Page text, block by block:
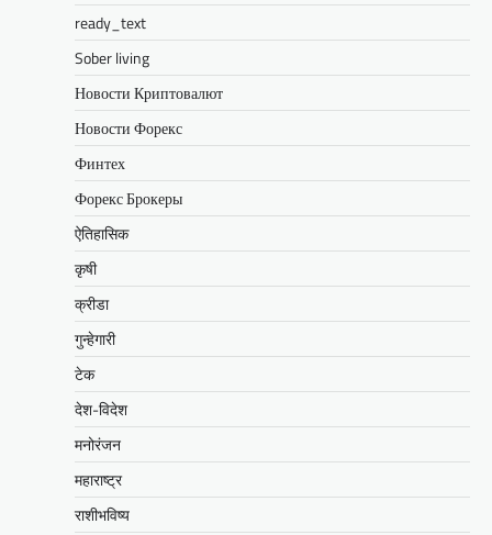
ready_text
Sober living
Новости Криптовалют
Новости Форекс
Финтех
Форекс Брокеры
ऐतिहासिक
कृषी
क्रीडा
गुन्हेगारी
टेक
देश-विदेश
मनोरंजन
महाराष्ट्र
राशीभविष्य